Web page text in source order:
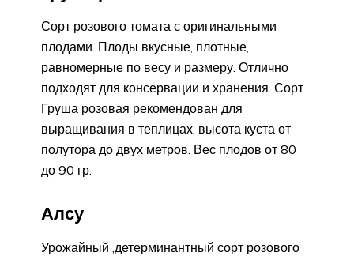
Сорт розового томата с оригинальными
плодами. Плоды вкусные, плотные,
равномерные по весу и размеру. Отлично
подходят для консервации и хранения. Сорт
Груша розовая рекомендован для
выращивания в теплицах, высота куста от
полутора до двух метров. Вес плодов от 80
до 90 гр.
Алсу
Урожайный ,детерминантный сорт розового